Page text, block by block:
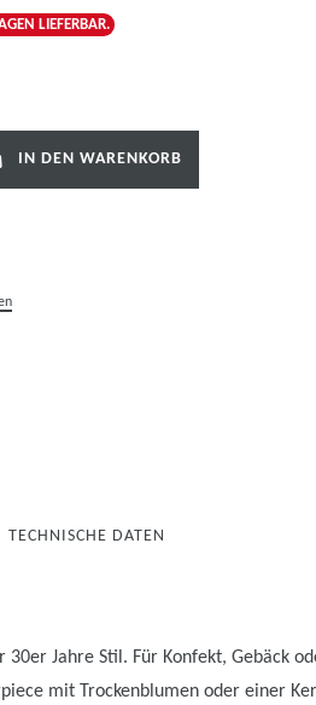
LIEFERBAR.
IN DEN WARENKORB
TECHNISCHE DATEN
Jahre Stil. Für Konfekt, Gebäck
mit Trockenblumen oder einer